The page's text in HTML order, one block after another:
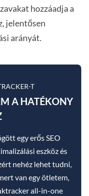
hozzáadja a
jelentősen
arányát.
T
A HATÉKONY
egy erős SEO
eszköz és
nehéz lehet tudni,
van egy ötletem,
all-in-one